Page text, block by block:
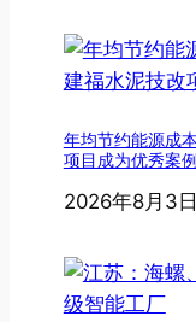
年均节约能源成
项目成为优秀案例
2026年8月3日